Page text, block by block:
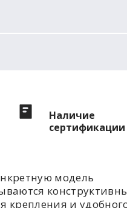
Наличие
сертификации
модель
крепления и